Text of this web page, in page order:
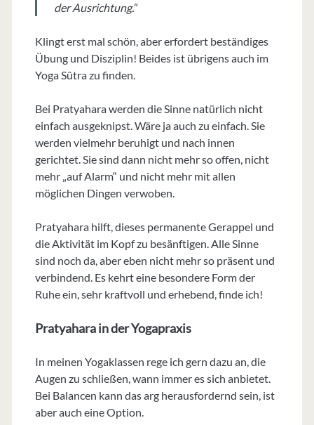
der Ausrichtung.“
Klingt erst mal schön, aber erfordert beständiges
Übung und Disziplin! Beides ist übrigens auch im
Yoga Sûtra zu finden.
Bei Pratyahara werden die Sinne natürlich nicht
einfach ausgeknipst. Wäre ja auch zu einfach. Sie
werden vielmehr beruhigt und nach innen
gerichtet. Sie sind dann nicht mehr so offen, nicht
mehr „auf Alarm“ und nicht mehr mit allen
möglichen Dingen verwoben.
Pratyahara hilft, dieses permanente Gerappel und
die Aktivität im Kopf zu besänftigen. Alle Sinne
sind noch da, aber eben nicht mehr so präsent und
verbindend. Es kehrt eine besondere Form der
Ruhe ein, sehr kraftvoll und erhebend, finde ich!
Pratyahara in der Yogapraxis
In meinen Yogaklassen rege ich gern dazu an, die
Augen zu schließen, wann immer es sich anbietet.
Bei Balancen kann das arg herausfordernd sein, ist
aber auch eine Option.